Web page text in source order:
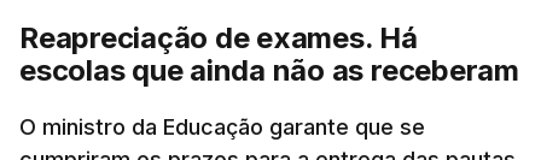
Reapreciação de exames. Há
escolas que ainda não as receberam
O ministro da Educação garante que se